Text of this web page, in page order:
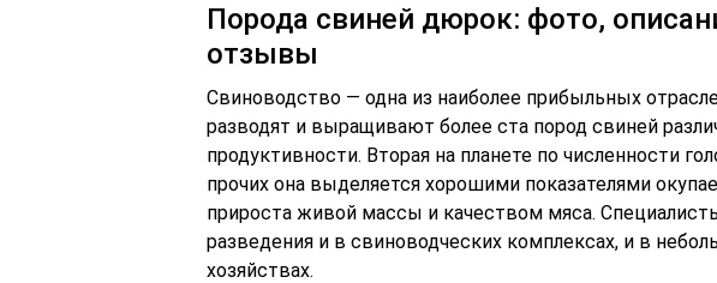
Порода свиней дюрок: фото,
отзывы
Свиноводство — одна из наиболее прибыльных
разводят и выращивают более ста пород свиней
продуктивности. Вторая на планете по численности
прочих она выделяется хорошими показателями
прироста живой массы и качеством мяса.
разведения и в свиноводческих комплексах, и в
хозяйствах.